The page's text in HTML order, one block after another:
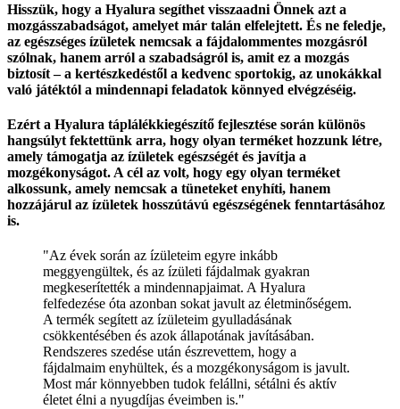
Hisszük, hogy a Hyalura segíthet visszaadni Önnek azt a
mozgásszabadságot, amelyet már talán elfelejtett. És ne feledje,
az egészséges ízületek nemcsak a fájdalommentes mozgásról
szólnak, hanem arról a szabadságról is, amit ez a mozgás
biztosít – a kertészkedéstől a kedvenc sportokig, az unokákkal
való játéktól a mindennapi feladatok könnyed elvégzéséig.
Ezért a Hyalura táplálékkiegészítő fejlesztése során különös
hangsúlyt fektettünk arra, hogy olyan terméket hozzunk létre,
amely támogatja az ízületek egészségét és javítja a
mozgékonyságot. A cél az volt, hogy egy olyan terméket
alkossunk, amely nemcsak a tüneteket enyhíti, hanem
hozzájárul az ízületek hosszútávú egészségének fenntartásához
is.
"Az évek során az ízületeim egyre inkább
meggyengültek, és az ízületi fájdalmak gyakran
megkeserítették a mindennapjaimat. A Hyalura
felfedezése óta azonban sokat javult az életminőségem.
A termék segített az ízületeim gyulladásának
csökkentésében és azok állapotának javításában.
Rendszeres szedése után észrevettem, hogy a
fájdalmaim enyhültek, és a mozgékonyságom is javult.
Most már könnyebben tudok felállni, sétálni és aktív
életet élni a nyugdíjas éveimben is."